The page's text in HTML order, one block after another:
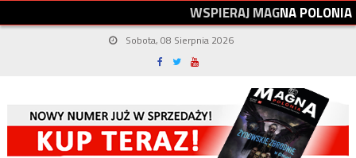
WSPIERAJMAGNAPOLONIA
Sobota, 08 Sierpnia 2026